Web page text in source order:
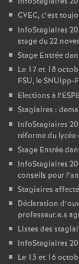
CVEC, c’est
InfoStagiaires
stage du 22
Stage Entrée
Le 17 et 18
FSU, le SNUipp-
Elections à l’ESPE
Stagiaires :
InfoStagiaires
réforme du
Stage Entrée
InfoStagiaires
conseils pour
Stagiaires
Déclaration
professeur.e.s
Listes des
InfoStagiaires
Le 15 et 16